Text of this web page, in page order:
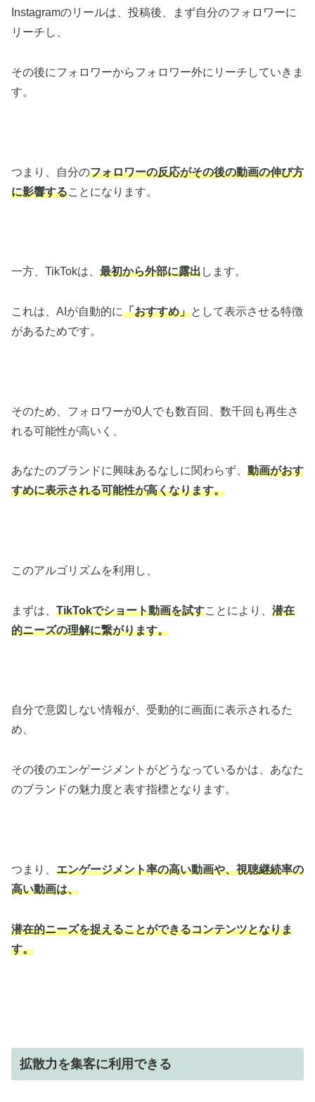
Instagramのリールは、投稿後、まず自分のフォロワーに
リーチし、
その後にフォロワーからフォロワー外にリーチしていきま
す。
つまり、自分のフォロワーの反応がその後の動画の伸び方
に影響することになります。
一方、TikTokは、 最初から外部に露出します。
これは、AIが自動的に「おすすめ」として表示させる特徴
があるためです。
そのため、フォロワーが0人でも数百回、数千回も再生さ
れる可能性が高いく、
あなたのブランドに興味あるなしに関わらず、 動画がおす
すめに表示される可能性が高くなります。
このアルゴリズムを利用し、
まずは、 TikTokでショート動画を試すことにより、 潜在
的ニーズの理解に繋がります。
自分で意図しない情報が、受動的に画面に表示されるた
め、
その後のエンゲージメントがどうなっているかは、あなた
のブランドの魅力度と表す指標となります。
つまり、 エンゲージメント率の高い動画や、視聴継続率の
高い動画は、
潜在的ニーズを捉えることができるコンテンツとなりま
す。
拡散力を集客に利用できる